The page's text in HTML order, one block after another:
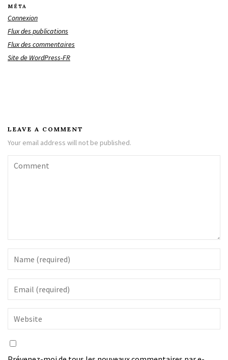
MÉTA
Connexion
Flux des publications
Flux des commentaires
Site de WordPress-FR
LEAVE A COMMENT
Your email address will not be published.